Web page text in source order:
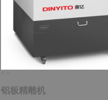
< >
铝板精雕机